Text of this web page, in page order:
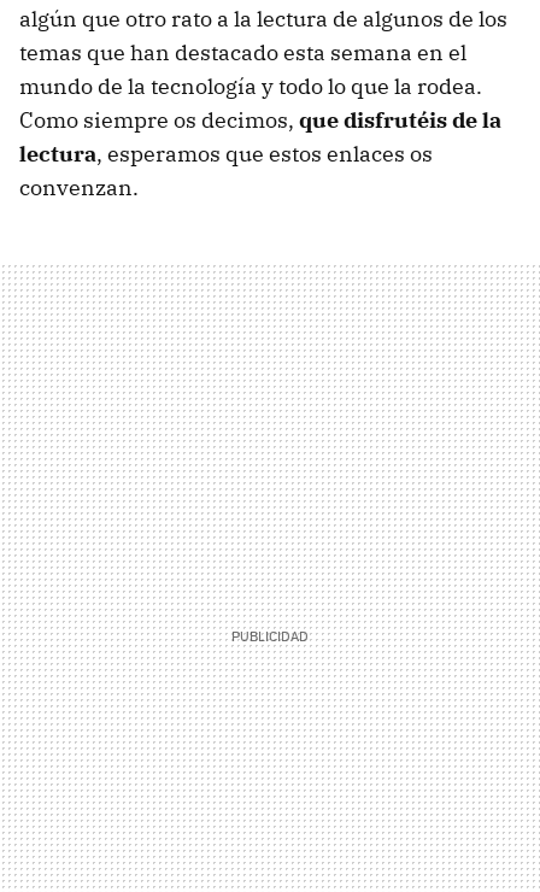
algún que otro rato a la lectura de algunos de los
temas que han destacado esta semana en el
mundo de la tecnología y todo lo que la rodea.
Como siempre os decimos, que disfrutéis de la
lectura, esperamos que estos enlaces os
convenzan.